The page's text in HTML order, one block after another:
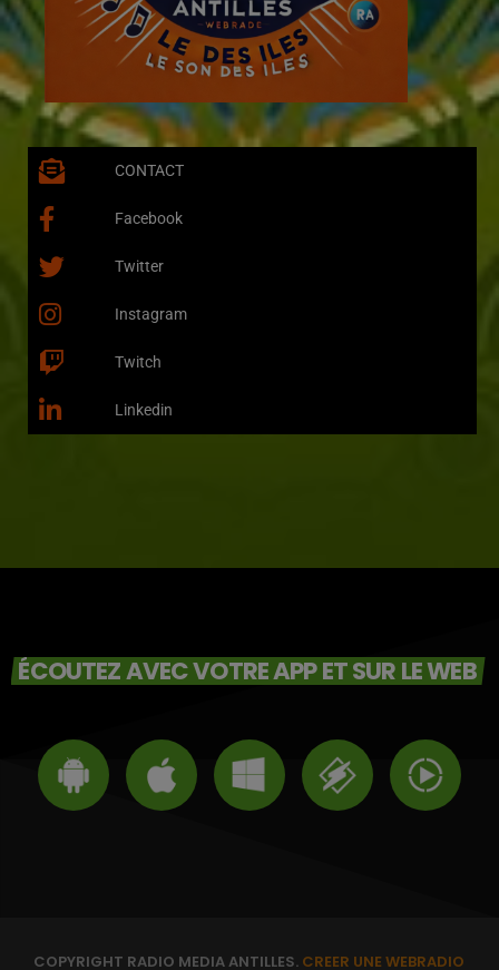
CONTACT
Facebook
Twitter
Instagram
Twitch
Linkedin
ÉCOUTEZ AVEC VOTRE APP ET SUR LE WEB
COPYRIGHT RADIO MEDIA ANTILLES. CREER UNE WEBRADIO